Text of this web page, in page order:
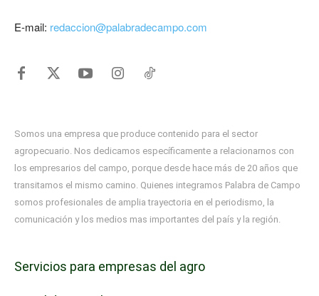
E-mail: redaccion@palabradecampo.com
Somos una empresa que produce contenido para el sector
agropecuario. Nos dedicamos específicamente a relacionarnos con
los empresarios del campo, porque desde hace más de 20 años que
transitamos el mismo camino. Quienes integramos Palabra de Campo
somos profesionales de amplia trayectoria en el periodismo, la
comunicación y los medios mas importantes del país y la región.
Servicios para empresas del agro